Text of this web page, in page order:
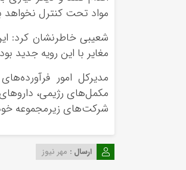
مواد تحت کنترل نخواهد
شعیبی خاطرنشان کرد:
مغایر با این رویه جدید
مدیرکل امور
مکمل‌های رژیمی،
شرکت‌های زیرمجموعه
ارسال : مهر نیوز